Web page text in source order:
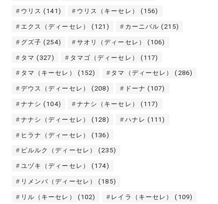
ウリス (141) ウリス（キーセレ） (156)
エクス（ディーセレ） (121) カーニバル (215)
グズ子 (254) サオリ（ディーセレ） (106)
タマ (327) タマゴ（ディーセレ） (117)
タマ（キーセレ） (152) タマ（ディーセレ） (286)
デウス（ディーセレ） (208) ドーナ (107)
ナナシ (104) ナナシ（キーセレ） (117)
ナナシ（ディーセレ） (128) ハナレ (111)
ヒラナ（ディーセレ） (136)
ピルルク（ディーセレ） (235)
ユヅキ（ディーセレ） (174)
リメンバ（ディーセレ） (185)
リル（キーセレ） (102) レイラ（キーセレ） (109)